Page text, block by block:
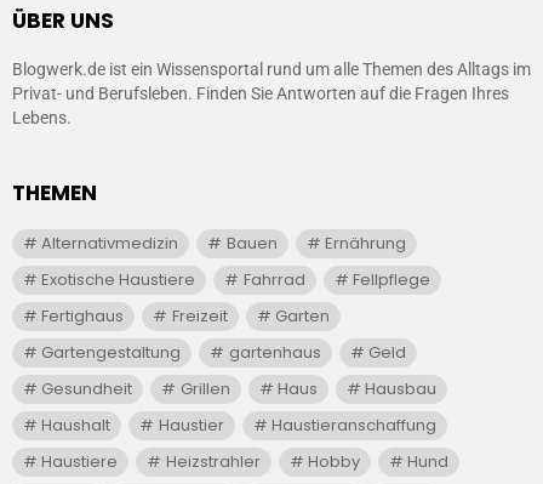
ÜBER UNS
Blogwerk.de ist ein Wissensportal rund um alle Themen des Alltags im
Privat- und Berufsleben. Finden Sie Antworten auf die Fragen Ihres
Lebens.
THEMEN
Alternativmedizin Bauen
Ernährung
Exotische Haustiere
Fahrrad
Fellpflege
Fertighaus
Freizeit
Garten
Gartengestaltung
gartenhaus
Geld
Gesundheit
Grillen Haus
Hausbau
Haushalt
Haustier
Haustieranschaffung
Haustiere
Heizstrahler Hobby
Hund